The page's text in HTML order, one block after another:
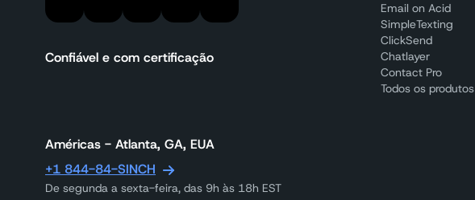
Confiável e com certificação
Américas - Atlanta, GA, EUA
+1 844-84-SINCH
De segunda a sexta-feira, das 9h às 18h EST
Email on Acid
SimpleTexting
ClickSend
Chatlayer
Contact Pro
Todos os produtos